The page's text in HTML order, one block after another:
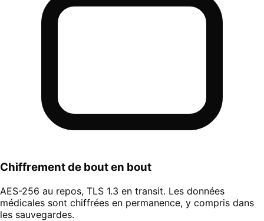
Chiffrement de bout en bout
AES-256 au repos, TLS 1.3 en transit. Les données
médicales sont chiffrées en permanence, y compris dans
les sauvegardes.